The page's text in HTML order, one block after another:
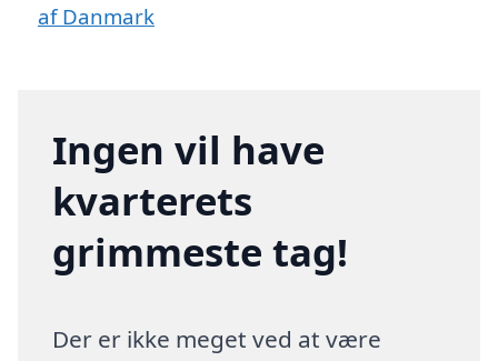
af Danmark
Ingen vil have
kvarterets
grimmeste tag!
Der er ikke meget ved at være